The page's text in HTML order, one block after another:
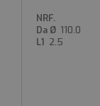
110.0
2.5